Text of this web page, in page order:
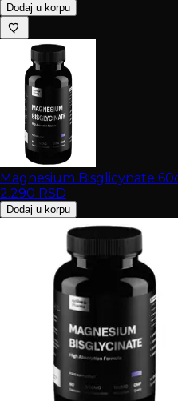
Dodaj u korpu
Magnesium Bisglicynate
2.290 RSD
Dodaj u korpu